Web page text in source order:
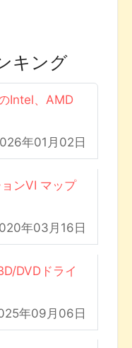
キング
Intel、AMD
年01月02日
ンVI マップ
年03月16日
DVDドライ
年09月06日